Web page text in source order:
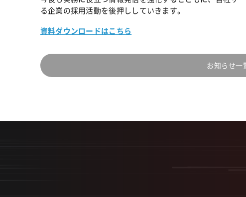
る企業の採用活動を後押ししていきます。
資料ダウンロードはこちら
お知らせ一